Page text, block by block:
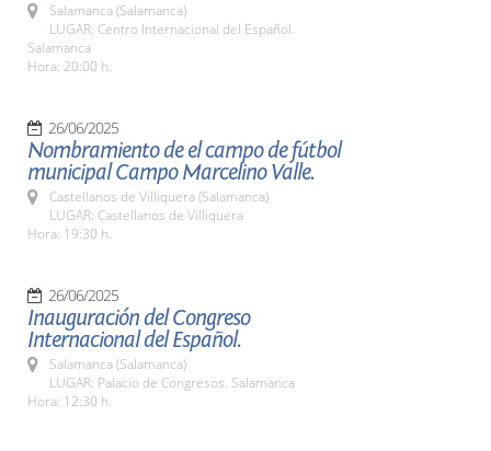
Salamanca (Salamanca)
LUGAR: Centro Internacional del Español.
Salamanca
Hora: 20:00 h.
26/06/2025
Nombramiento de el campo de fútbol
municipal Campo Marcelino Valle.
Castellanos de Villiquera (Salamanca)
LUGAR: Castellanos de Villiquera
Hora: 19:30 h.
26/06/2025
Inauguración del Congreso
Internacional del Español.
Salamanca (Salamanca)
LUGAR: Palacio de Congresos. Salamanca
Hora: 12:30 h.